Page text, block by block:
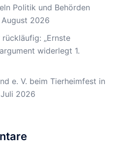
Politik und Behörden
August 2026
„Ernste
widerlegt 1.
e. V. beim Tierheimfest in
Juli 2026